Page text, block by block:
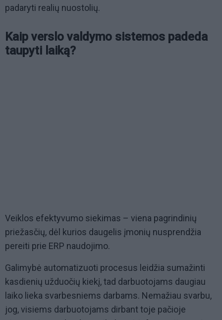
padaryti realių nuostolių.
Kaip verslo valdymo sistemos padeda
taupyti laiką?
Veiklos efektyvumo siekimas – viena pagrindinių
priežasčių, dėl kurios daugelis įmonių nusprendžia
pereiti prie ERP naudojimo.
Galimybė automatizuoti procesus leidžia sumažinti
kasdienių užduočių kiekį, tad darbuotojams daugiau
laiko lieka svarbesniems darbams. Nemažiau svarbu,
jog, visiems darbuotojams dirbant toje pačioje